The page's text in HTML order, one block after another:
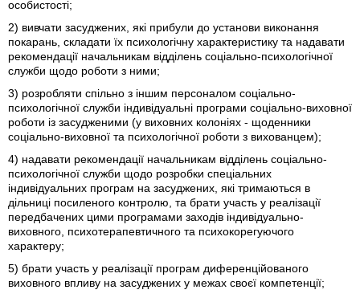
особистості;
2) вивчати засуджених, які прибули до установи виконання
покарань, складати їх психологічну характеристику та надавати
рекомендації начальникам відділень соціально-психологічної
служби щодо роботи з ними;
3) розробляти спільно з іншим персоналом соціально-
психологічної служби індивідуальні програми соціально-виховної
роботи із засудженими (у виховних колоніях - щоденники
соціально-виховної та психологічної роботи з вихованцем);
4) надавати рекомендації начальникам відділень соціально-
психологічної служби щодо розробки спеціальних
індивідуальних програм на засуджених, які тримаються в
дільниці посиленого контролю, та брати участь у реалізації
передбачених цими програмами заходів індивідуально-
виховного, психотерапевтичного та психокорегуючого
характеру;
5) брати участь у реалізації програм диференційованого
виховного впливу на засуджених у межах своєї компетенції;